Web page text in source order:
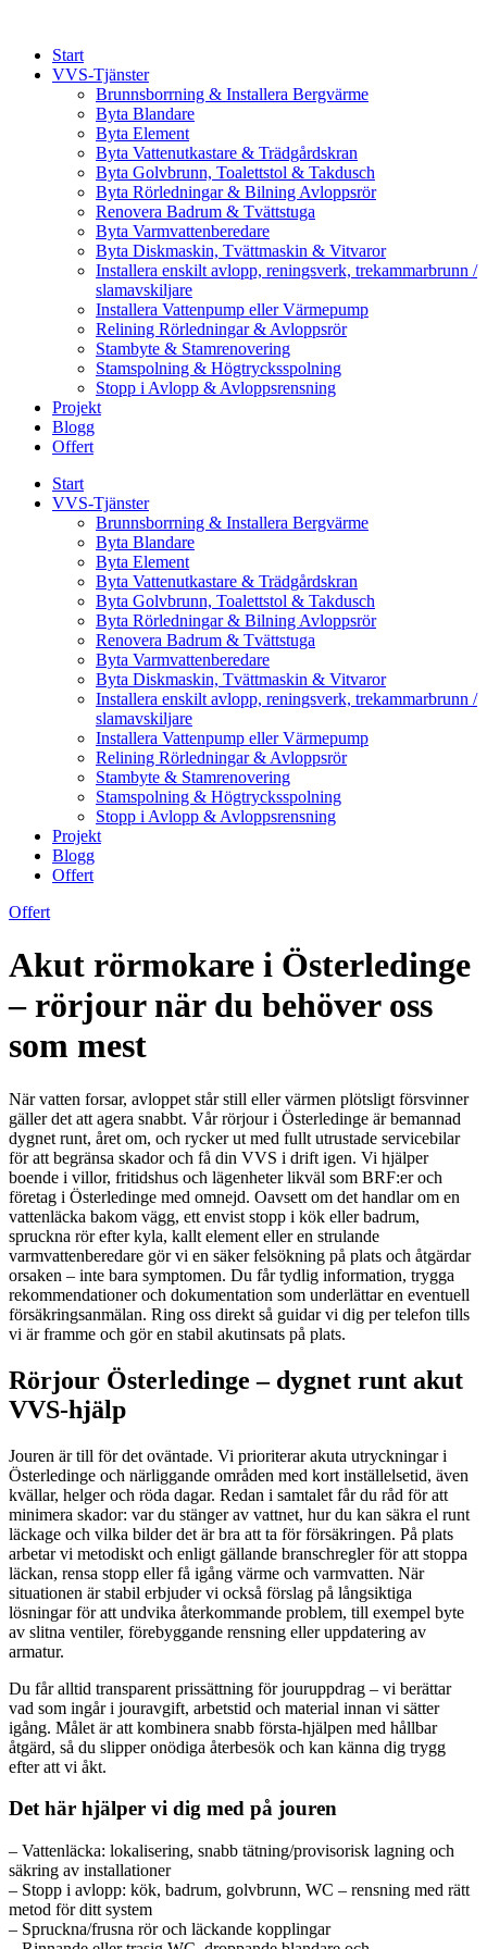
contentStart
VVS-Tjänster
Brunnsborrning & Installera Bergvärme
Byta Blandare
Byta Element
Byta Vattenutkastare & Trädgårdskran
Byta Golvbrunn, Toalettstol & Takdusch
Byta Rörledningar & Bilning Avloppsrör
Renovera Badrum & Tvättstuga
Byta Varmvattenberedare
Byta Diskmaskin, Tvättmaskin & Vitvaror
Installera enskilt avlopp, reningsverk, trekammarbrunn /
slamavskiljare
Installera Vattenpump eller Värmepump
Relining Rörledningar & Avloppsrör
Stambyte & Stamrenovering
Stamspolning & Högtrycksspolning
Stopp i Avlopp & Avloppsrensning
Projekt
Blogg
Offert
Start
VVS-Tjänster
Brunnsborrning & Installera Bergvärme
Byta Blandare
Byta Element
Byta Vattenutkastare & Trädgårdskran
Byta Golvbrunn, Toalettstol & Takdusch
Byta Rörledningar & Bilning Avloppsrör
Renovera Badrum & Tvättstuga
Byta Varmvattenberedare
Byta Diskmaskin, Tvättmaskin & Vitvaror
Installera enskilt avlopp, reningsverk, trekammarbrunn /
slamavskiljare
Installera Vattenpump eller Värmepump
Relining Rörledningar & Avloppsrör
Stambyte & Stamrenovering
Stamspolning & Högtrycksspolning
Stopp i Avlopp & Avloppsrensning
Projekt
Blogg
Offert
Offert
Akut rörmokare i Österledinge
– rörjour när du behöver oss
som mest
När vatten forsar, avloppet står still eller värmen plötsligt försvinner
gäller det att agera snabbt. Vår rörjour i Österledinge är bemannad
dygnet runt, året om, och rycker ut med fullt utrustade servicebilar
för att begränsa skador och få din VVS i drift igen. Vi hjälper
boende i villor, fritidshus och lägenheter likväl som BRF:er och
företag i Österledinge med omnejd. Oavsett om det handlar om en
vattenläcka bakom vägg, ett envist stopp i kök eller badrum,
spruckna rör efter kyla, kallt element eller en strulande
varmvattenberedare gör vi en säker felsökning på plats och åtgärdar
orsaken – inte bara symptomen. Du får tydlig information, trygga
rekommendationer och dokumentation som underlättar en eventuell
försäkringsanmälan. Ring oss direkt så guidar vi dig per telefon tills
vi är framme och gör en stabil akutinsats på plats.
Rörjour Österledinge – dygnet runt akut
VVS-hjälp
Jouren är till för det oväntade. Vi prioriterar akuta utryckningar i
Österledinge och närliggande områden med kort inställelsetid, även
kvällar, helger och röda dagar. Redan i samtalet får du råd för att
minimera skador: var du stänger av vattnet, hur du kan säkra el runt
läckage och vilka bilder det är bra att ta för försäkringen. På plats
arbetar vi metodiskt och enligt gällande branschregler för att stoppa
läckan, rensa stopp eller få igång värme och varmvatten. När
situationen är stabil erbjuder vi också förslag på långsiktiga
lösningar för att undvika återkommande problem, till exempel byte
av slitna ventiler, förebyggande rensning eller uppdatering av
armatur.
Du får alltid transparent prissättning för jouruppdrag – vi berättar
vad som ingår i jouravgift, arbetstid och material innan vi sätter
igång. Målet är att kombinera snabb första-hjälpen med hållbar
åtgärd, så du slipper onödiga återbesök och kan känna dig trygg
efter att vi åkt.
Det här hjälper vi dig med på jouren
– Vattenläcka: lokalisering, snabb tätning/provisorisk lagning och
säkring av installationer
– Stopp i avlopp: kök, badrum, golvbrunn, WC – rensning med rätt
metod för ditt system
– Spruckna/frusna rör och läckande kopplingar